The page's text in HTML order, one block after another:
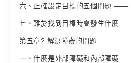
六、正確設定目標的五個問題 ——
七、難於找到目標時會發生什麼
第五章? 解決障礙的問題
一、什麼是外部障礙和內部障礙